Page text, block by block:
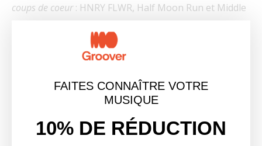
coups de coeur: HNRY FLWR, Half Moon Run et Middle
article précédent
NOUVEAUTÉ SPOTIFY – UPLOADEZ BIENTÔT VOS
TITRES SANS DISTRIBUTEUR
article suivant
FAITES CONNAÎTRE VOTRE
MUSIQUE
10% DE RÉDUCTION